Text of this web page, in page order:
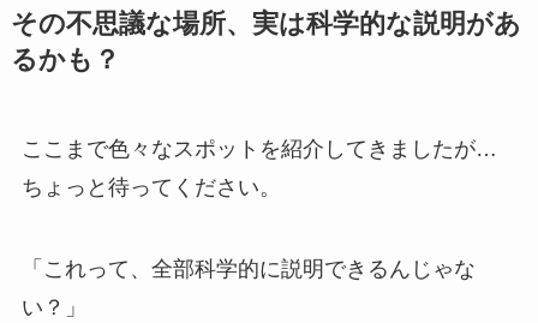
その不思議な場所、実は科学的な説明があ
るかも？
ここまで色々なスポットを紹介してきましたが…
ちょっと待ってください。
「これって、全部科学的に説明できるんじゃな
い？」